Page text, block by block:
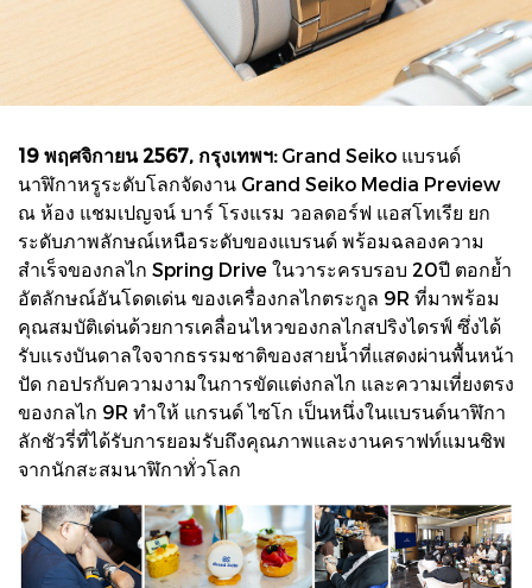
19 พฤศจิกายน 2567, กรุงเทพฯ:Grand Seiko แบรนด์
นาฬิกาหรูระดับโลกจัดงาน Grand Seiko Media Preview
ณ ห้อง แชมเปญจน์ บาร์ โรงแรม วอลดอร์ฟ แอสโทเรีย ยก
ระดับภาพลักษณ์เหนือระดับของแบรนด์ พร้อมฉลองความ
สำเร็จของกลไก Spring Drive ในวาระครบรอบ 20ปี ตอกย้ำ
อัตลักษณ์อันโดดเด่น ของเครื่องกลไกตระกูล 9R ที่มาพร้อม
คุณสมบัติเด่นด้วยการเคลื่อนไหวของกลไกสปริงไดรฟ์ ซึ่งได้
รับแรงบันดาลใจจากธรรมชาติของสายน้ำที่แสดงผ่านพื้นหน้า
ปัด กอปรกับความงามในการขัดแต่งกลไก และความเที่ยงตรง
ของกลไก 9R ทำให้ แกรนด์ ไซโก เป็นหนึ่งในแบรนด์นาฬิกา
ลักชัวรี่ที่ได้รับการยอมรับถึงคุณภาพและงานคราฟท์แมนชิพ
จากนักสะสมนาฬิกาทั่วโลก